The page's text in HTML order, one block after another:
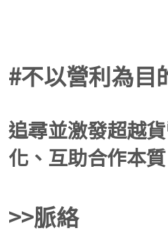
#不以營利為目
追尋並激發超越
化、互助合作本質
>>脈絡